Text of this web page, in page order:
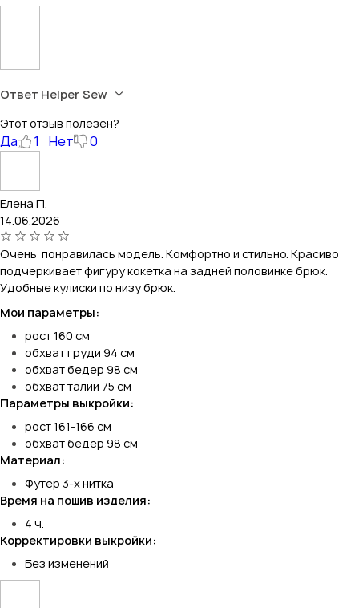
Ответ Helper Sew
Этот отзыв полезен?
Да 1 Нет 0
Елена П.
14.06.2026
Очень понравилась модель. Комфортно и стильно. Красиво
подчеркивает фигуру кокетка на задней половинке брюк.
Удобные кулиски по низу брюк.
Мои параметры:
рост 160 см
обхват груди 94 см
обхват бедер 98 см
обхват талии 75 см
Параметры выкройки:
рост 161-166 см
обхват бедер 98 см
Материал:
Футер 3-х нитка
Время на пошив изделия:
4 ч.
Корректировки выкройки:
Без изменений